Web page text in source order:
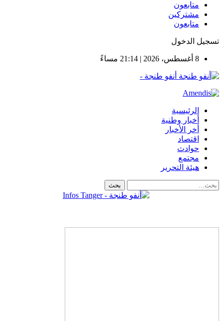
متابعون
مشتركين
متابعون
تسجيل الدخول
8 أغسطس، 2026 | 21:14 مساءً
أنفو طنجة -
الرئيسية
أخبار وطنية
أخر الأخبار
اقتصاد
حوادث
مجتمع
هيئة التحرير